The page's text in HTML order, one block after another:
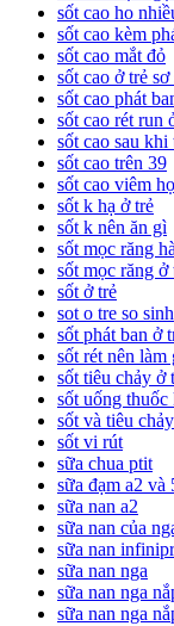
sốt cao ho
sốt cao kèm
sốt cao mắt đỏ
sốt cao ở trẻ sơ
sốt cao phát
sốt cao rét run
sốt cao sau
sốt cao trên 39
sốt cao viêm
sốt k hạ ở trẻ
sốt k nên ăn gì
sốt mọc răng
sốt mọc răng ở
sốt ở trẻ
sot o tre so sinh
sốt phát ban ở
sốt rét nên làm
sốt tiêu chảy ở
sốt uống thuốc
sốt và tiêu
sốt vi rút
sữa chua ptit
sữa đạm a2 và
sữa nan a2
sữa nan của
sữa nan
sữa nan nga
sữa nan nga
sữa nan nga